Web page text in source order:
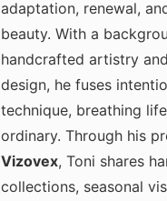
adaptation, renewal,
beauty. With a
handcrafted artistry
design, he fuses
technique, breathing
ordinary. Through his
Vizovex, Toni shares
collections, seasonal